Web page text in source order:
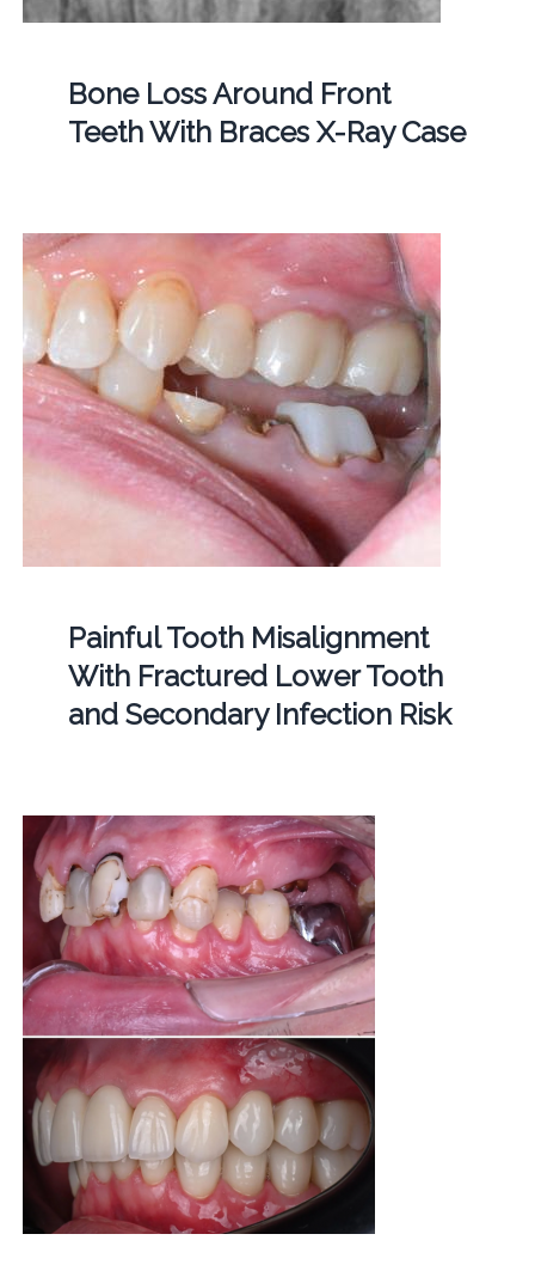
Bone Loss Around Front
Teeth With Braces X-Ray Case
Painful Tooth Misalignment
With Fractured Lower Tooth
and Secondary Infection Risk